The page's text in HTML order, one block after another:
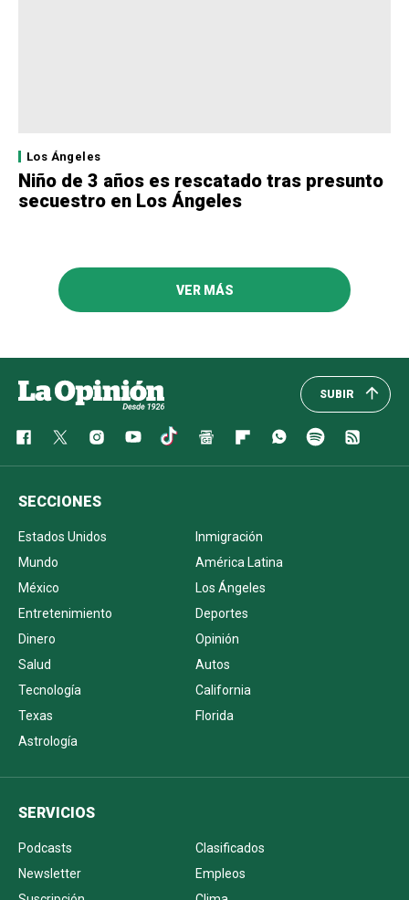
Los Ángeles
Niño de 3 años es rescatado tras presunto
secuestro en Los Ángeles
VER MÁS
SUBIR
SECCIONES
Estados Unidos
Inmigración
Mundo
América Latina
México
Los Ángeles
Entretenimiento
Deportes
Dinero
Opinión
Salud
Autos
Tecnología
California
Texas
Florida
Astrología
SERVICIOS
Podcasts
Clasificados
Newsletter
Empleos